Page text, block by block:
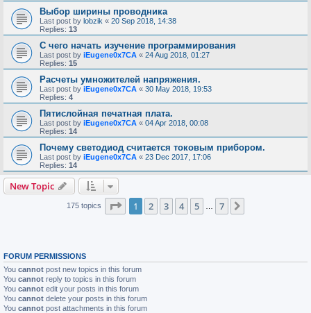
Выбор ширины проводника
Last post by lobzik « 20 Sep 2018, 14:38
Replies: 13
С чего начать изучение программирования
Last post by iEugene0x7CA « 24 Aug 2018, 01:27
Replies: 15
Расчеты умножителей напряжения.
Last post by iEugene0x7CA « 30 May 2018, 19:53
Replies: 4
Пятислойная печатная плата.
Last post by iEugene0x7CA « 04 Apr 2018, 00:08
Replies: 14
Почему светодиод считается токовым прибором.
Last post by iEugene0x7CA « 23 Dec 2017, 17:06
Replies: 14
New Topic
175 topics Page 1of 7
1 2 3 4 5 7
FORUM PERMISSIONS
You cannot post new topics in this forum
You cannot reply to topics in this forum
You cannot edit your posts in this forum
You cannot delete your posts in this forum
You cannot post attachments in this forum